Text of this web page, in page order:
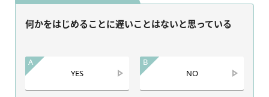
何かをはじめることに遅いことはないと思っている
A
YES
B
NO